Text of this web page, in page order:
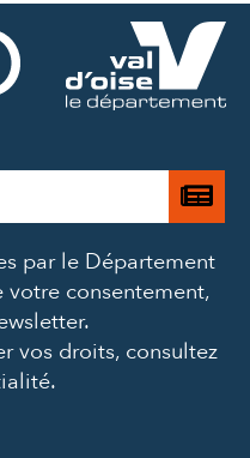
MAIL
Je
à
par le Département
votre consentement,
vos droits, consultez
.